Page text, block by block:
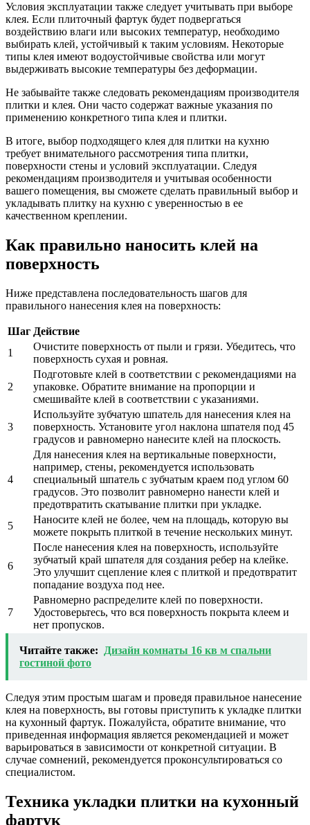
Условия эксплуатации также следует учитывать при выборе
клея. Если плиточный фартук будет подвергаться
воздействию влаги или высоких температур, необходимо
выбирать клей, устойчивый к таким условиям. Некоторые
типы клея имеют водоустойчивые свойства или могут
выдерживать высокие температуры без деформации.
Не забывайте также следовать рекомендациям производителя
плитки и клея. Они часто содержат важные указания по
применению конкретного типа клея и плитки.
В итоге, выбор подходящего клея для плитки на кухню
требует внимательного рассмотрения типа плитки,
поверхности стены и условий эксплуатации. Следуя
рекомендациям производителя и учитывая особенности
вашего помещения, вы сможете сделать правильный выбор и
укладывать плитку на кухню с уверенностью в ее
качественном креплении.
Как правильно наносить клей на
поверхность
Ниже представлена последовательность шагов для
правильного нанесения клея на поверхность:
Шаг Действие
1
Очистите поверхность от пыли и грязи. Убедитесь, что
поверхность сухая и ровная.
2
Подготовьте клей в соответствии с рекомендациями на
упаковке. Обратите внимание на пропорции и
смешивайте клей в соответствии с указаниями.
3
Используйте зубчатую шпатель для нанесения клея на
поверхность. Установите угол наклона шпателя под 45
градусов и равномерно нанесите клей на плоскость.
4
Для нанесения клея на вертикальные поверхности,
например, стены, рекомендуется использовать
специальный шпатель с зубчатым краем под углом 60
градусов. Это позволит равномерно нанести клей и
предотвратить скатывание плитки при укладке.
5
Наносите клей не более, чем на площадь, которую вы
можете покрыть плиткой в течение нескольких минут.
6
После нанесения клея на поверхность, используйте
зубчатый край шпателя для создания ребер на клейке.
Это улучшит сцепление клея с плиткой и предотвратит
попадание воздуха под нее.
7
Равномерно распределите клей по поверхности.
Удостоверьтесь, что вся поверхность покрыта клеем и
нет пропусков.
Читайте также:
Дизайн комнаты 16 кв м спальни
гостиной фото
Следуя этим простым шагам и проведя правильное нанесение
клея на поверхность, вы готовы приступить к укладке плитки
на кухонный фартук. Пожалуйста, обратите внимание, что
приведенная информация является рекомендацией и может
варьироваться в зависимости от конкретной ситуации. В
случае сомнений, рекомендуется проконсультироваться со
специалистом.
Техника укладки плитки на кухонный
фартук